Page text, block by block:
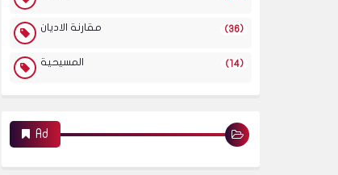
مقارنة الاديان (36)
المسيحية (14)
Ad